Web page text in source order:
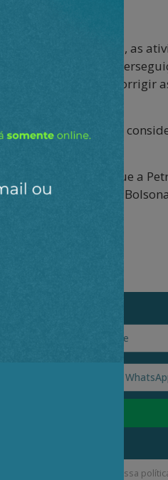
com isonomia, as
de instrumento de
que é possível corrigir
massa, levando em
esse absurdo e que a
derrotado de
e-mails e concorda com a nossa